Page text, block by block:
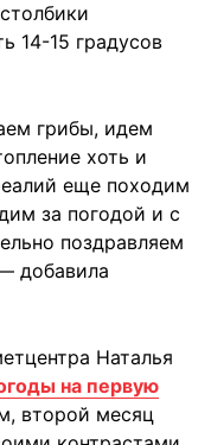
14-15 градусов
грибы, идем
хоть и
еще походим
за погодой и с
поздравляем
добавила
Наталья
на первую
второй месяц